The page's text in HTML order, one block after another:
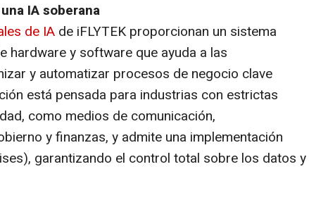
IA soberana
de IA de iFLYTEK proporcionan un sistema
hardware y software que ayuda a las
y automatizar procesos de negocio clave
está pensada para industrias con estrictas
como medios de comunicación,
y finanzas, y admite una implementación
garantizando el control total sobre los datos y